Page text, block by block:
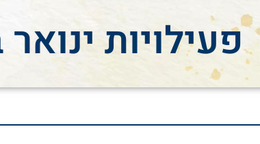
פעילויות